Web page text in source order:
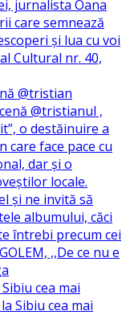
@tristian
cea mai